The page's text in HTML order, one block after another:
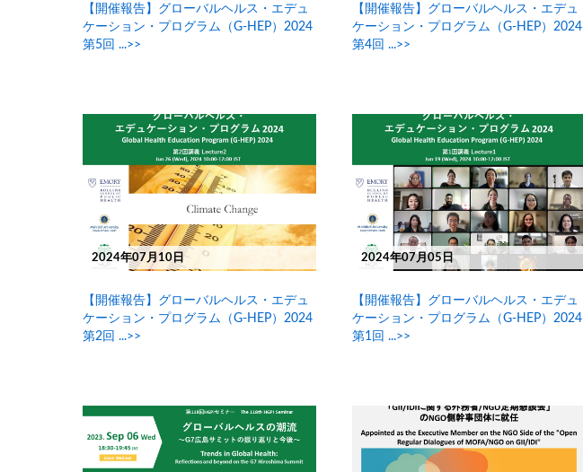
【開催報告】グローバルヘルス・エデュ
ケーション・プログラム（G-HEP）2024
第5回 ...>>
【開催報告】グローバルヘルス・エデュ
ケーション・プログラム（G-HEP）2024
第4回 ...>>
2024年07月10日
【開催報告】グローバルヘルス・エデュ
ケーション・プログラム（G-HEP）2024
第2回 ...>>
2024年07月05日
【開催報告】グローバルヘルス・エデュ
ケーション・プログラム（G-HEP）2024
第1回 ...>>